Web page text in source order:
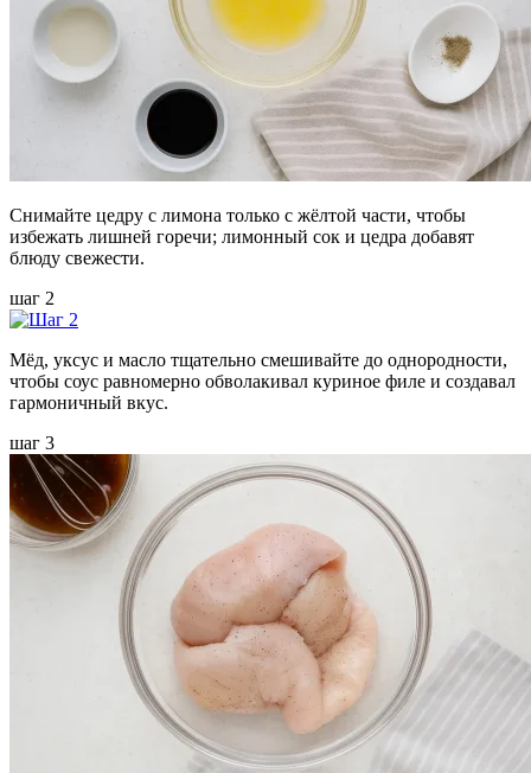
Снимайте цедру с лимона только с жёлтой части, чтобы
избежать лишней горечи; лимонный сок и цедра добавят
блюду свежести.
шаг 2
Мёд, уксус и масло тщательно смешивайте до однородности,
чтобы соус равномерно обволакивал куриное филе и создавал
гармоничный вкус.
шаг 3